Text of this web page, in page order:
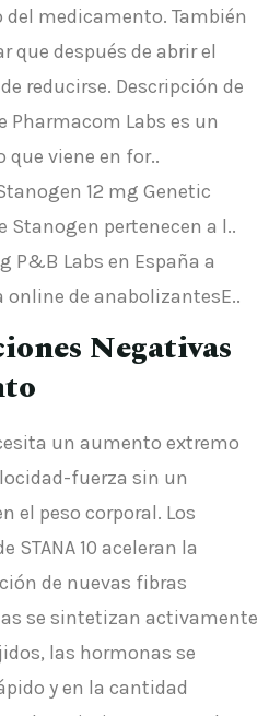
del medicamento. También
que después de abrir el
reducirse. Descripción de
Pharmacom Labs es un
viene en for..
12 mg Genetic
Stanogen pertenecen a l..
P&B Labs en España a
de anabolizantesE..
Negativas
un aumento extremo
fuerza sin un
el peso corporal. Los
STANA 10 aceleran la
de nuevas fibras
se sintetizan activamente
las hormonas se
y en la cantidad